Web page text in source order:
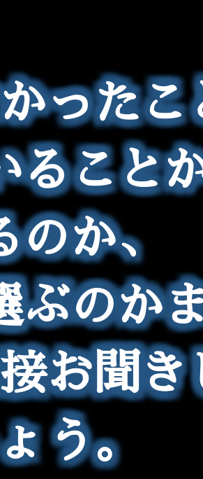
った
こと
か、
ぶのか
お聞き
う。